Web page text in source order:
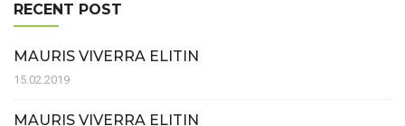
RECENT POST
MAURIS VIVERRA ELITIN
15.02.2019
MAURIS VIVERRA ELITIN